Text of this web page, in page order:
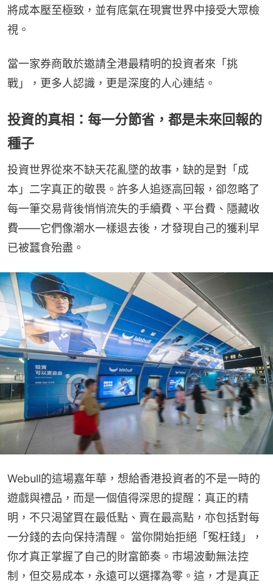
將成本壓至極致，並有底氣在現實世界中接受大眾檢
視。
當一家券商敢於邀請全港最精明的投資者來「挑
戰」，更多人認識，更是深度的人心連結。
投資的真相：每一分節省，都是未來回報的
種子
投資世界從來不缺天花亂墜的故事，缺的是對「成
本」二字真正的敬畏。許多人追逐高回報，卻忽略了
每一筆交易背後悄悄流失的手續費、平台費、隱藏收
費——它們像潮水一樣退去後，才發現自己的獲利早
已被蠶食殆盡。
Webull的這場嘉年華，想給香港投資者的不是一時的
遊戲與禮品，而是一個值得深思的提醒：真正的精
明，不只渴望買在最低點、賣在最高點，亦包括對每
一分錢的去向保持清醒。 當你開始拒絕「冤枉錢」，
你才真正掌握了自己的財富節奏。市場波動無法控
制，但交易成本，永遠可以選擇為零。這，才是真正